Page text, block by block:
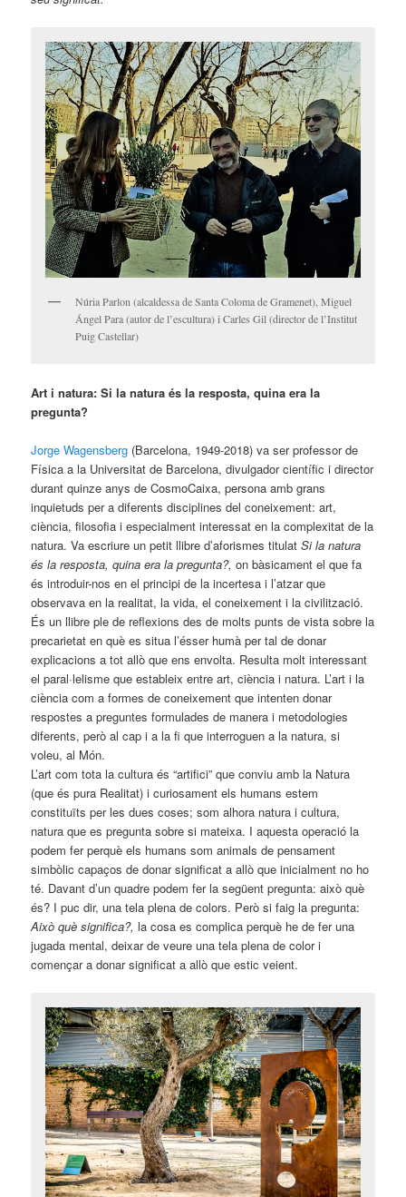
Núria Parlon (alcaldessa de Santa Coloma de Gramenet), Miguel
Ángel Para (autor de l’escultura) i Carles Gil (director de l’Institut
Puig Castellar)
Art i natura: Si la natura és la resposta, quina era la
pregunta?
Jorge Wagensberg (Barcelona, 1949-2018) va ser professor de
Física a la Universitat de Barcelona, divulgador científic i director
durant quinze anys de CosmoCaixa, persona amb grans
inquietuds per a diferents disciplines del coneixement: art,
ciència, filosofia i especialment interessat en la complexitat de la
natura. Va escriure un petit llibre d’aforismes titulatSi la natura
és la resposta, quina era la pregunta?,on bàsicament el que fa
és introduir-nos en el principi de la incertesa i l’atzar que
observava en la realitat, la vida, el coneixement i la civilització.
És un llibre ple de reflexions des de molts punts de vista sobre la
precarietat en què es situa l’ésser humà per tal de donar
explicacions a tot allò que ens envolta. Resulta molt interessant
el paral·lelisme que estableix entre art, ciència i natura. L’art i la
ciència com a formes de coneixement que intenten donar
respostes a preguntes formulades de manera i metodologies
diferents, però al cap i a la fi que interroguen a la natura, si
voleu, al Món.
L’art com tota la cultura és “artifici” que conviu amb la Natura
(que és pura Realitat) i curiosament els humans estem
constituïts per les dues coses; som alhora natura i cultura,
natura que es pregunta sobre si mateixa. I aquesta operació la
podem fer perquè els humans som animals de pensament
simbòlic capaços de donar significat a allò que inicialment no ho
té. Davant d’un quadre podem fer la següent pregunta: això què
és? I puc dir, una tela plena de colors. Però si faig la pregunta:
Això què significa?,la cosa es complica perquè he de fer una
jugada mental, deixar de veure una tela plena de color i
començar a donar significat a allò que estic veient.